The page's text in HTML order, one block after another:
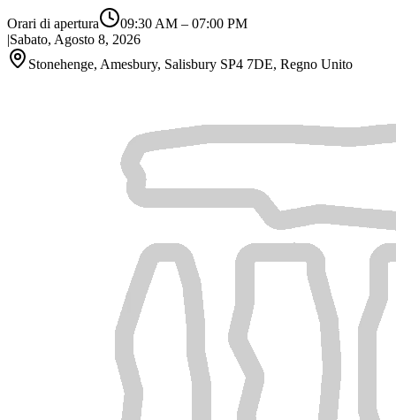
Orari di apertura 09:30 AM – 07:00 PM
|Sabato, Agosto 8, 2026
Stonehenge, Amesbury, Salisbury SP4 7DE, Regno Unito